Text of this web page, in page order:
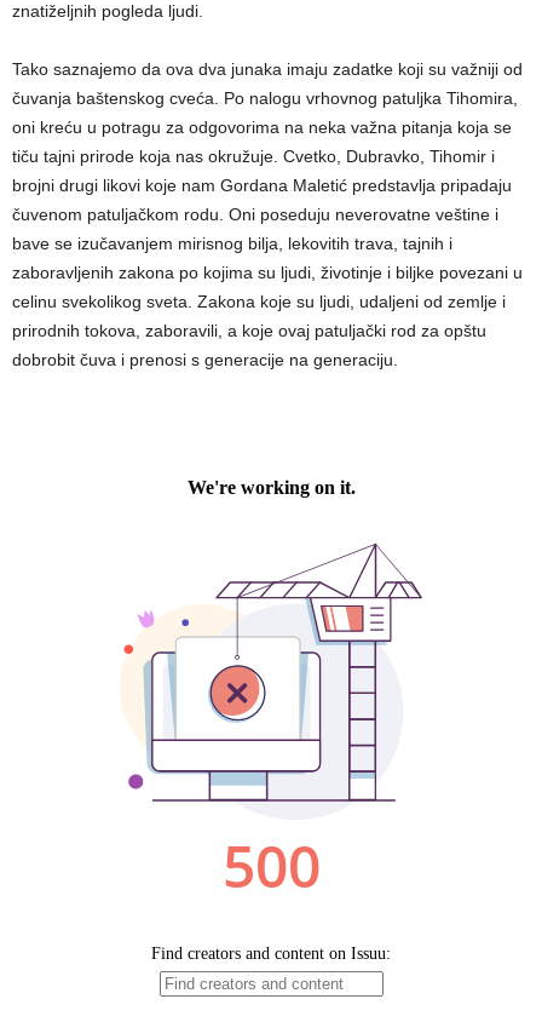
znatiželjnih pogleda ljudi.
Tako saznajemo da ova dva junaka imaju zadatke koji su važniji od
čuvanja baštenskog cveća. Po nalogu vrhovnog patuljka Tihomira,
oni kreću u potragu za odgovorima na neka važna pitanja koja se
tiču tajni prirode koja nas okružuje. Cvetko, Dubravko, Tihomir i
brojni drugi likovi koje nam Gordana Maletić predstavlja pripadaju
čuvenom patuljačkom rodu. Oni poseduju neverovatne veštine i
bave se izučavanjem mirisnog bilja, lekovitih trava, tajnih i
zaboravljenih zakona po kojima su ljudi, životinje i biljke povezani u
celinu svekolikog sveta. Zakona koje su ljudi, udaljeni od zemlje i
prirodnih tokova, zaboravili, a koje ovaj patuljački rod za opštu
dobrobit čuva i prenosi s generacije na generaciju.